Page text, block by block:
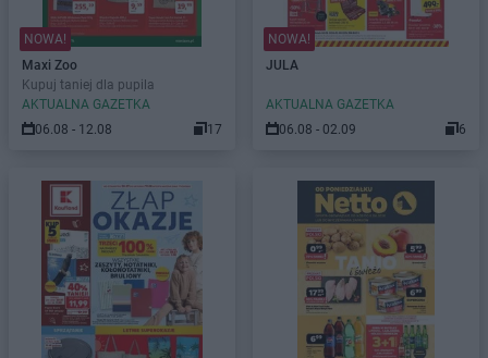
NOWA!
Maxi Zoo
Kupuj taniej dla pupila
AKTUALNA GAZETKA
06.08 - 12.08
17
NOWA!
JULA
AKTUALNA GAZETKA
06.08 - 02.09
6